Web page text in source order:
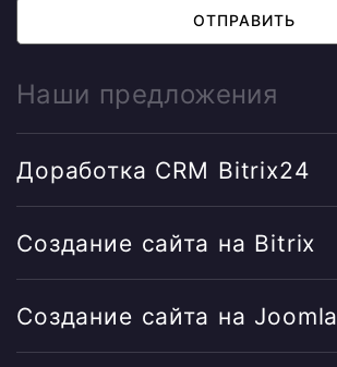
ОТПРАВИТЬ
Наши предложения
Доработка CRM Bitrix24
Создание сайта на Bitrix
Создание сайта на Joomla